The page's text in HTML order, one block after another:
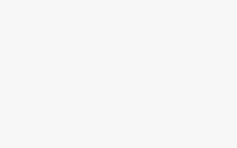
tych sklepów
znajduje się w